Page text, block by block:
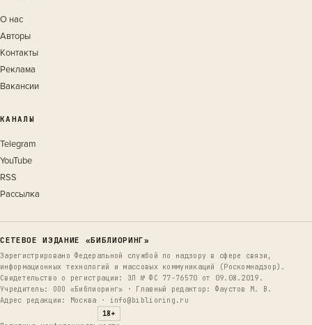
О нас
Авторы
Контакты
Реклама
Вакансии
КАНАЛЫ
Telegram
YouTube
RSS
Рассылка
СЕТЕВОЕ ИЗДАНИЕ «БИБЛИОРИНГ»
Зарегистрировано Федеральной службой по надзору в сфере связи,
информационных технологий и массовых коммуникаций (Роскомнадзор).
Свидетельство о регистрации: ЭЛ № ФС 77-76570 от 09.08.2019.
Учредитель: ООО «Библиоринг» · Главный редактор: Фаустов М. В.
Адрес редакции: Москва · info@biblioring.ru
18+